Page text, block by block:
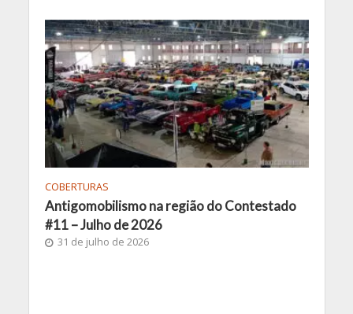
COBERTURAS
Antigomobilismo na região do Contestado
#11 – Julho de 2026
31 de julho de 2026